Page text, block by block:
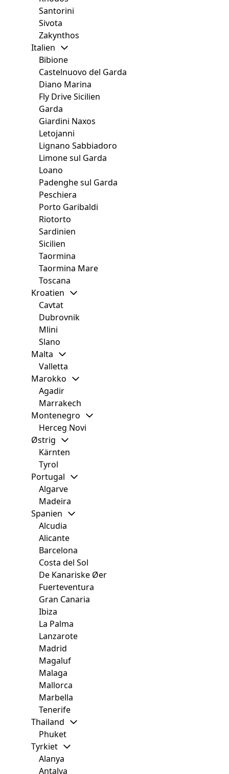
Santorini
Sivota
Zakynthos
Italien
Bibione
Castelnuovo del Garda
Diano Marina
Fly Drive Sicilien
Garda
Giardini Naxos
Letojanni
Lignano Sabbiadoro
Limone sul Garda
Loano
Padenghe sul Garda
Peschiera
Porto Garibaldi
Riotorto
Sardinien
Sicilien
Taormina
Taormina Mare
Toscana
Kroatien
Cavtat
Dubrovnik
Mlini
Slano
Malta
Valletta
Marokko
Agadir
Marrakech
Montenegro
Herceg Novi
Østrig
Kärnten
Tyrol
Portugal
Algarve
Madeira
Spanien
Alcudia
Alicante
Barcelona
Costa del Sol
De Kanariske Øer
Fuerteventura
Gran Canaria
Ibiza
La Palma
Lanzarote
Madrid
Magaluf
Malaga
Mallorca
Marbella
Tenerife
Thailand
Phuket
Tyrkiet
Alanya
Antalya